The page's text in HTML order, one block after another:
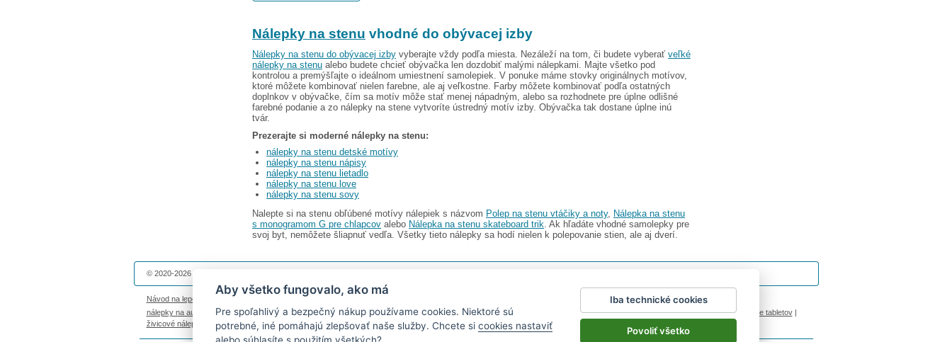
Nálepky na stenu vhodné do obývacej izby
Nálepky na stenu do obývacej izby vyberajte vždy podľa miesta. Nezáleží na tom, či budete vyberať veľké
nálepky na stenu alebo budete chcieť obývačka len dozdobiť malými nálepkami. Majte všetko pod
kontrolou a premýšľajte o ideálnom umiestnení samolepiek. V ponuke máme stovky originálnych motívov,
ktoré môžete kombinovať nielen farebne, ale aj veľkostne. Farby môžete kombinovať podľa ostatných
doplnkov v obývačke, čím sa motív môže stať menej nápadným, alebo sa rozhodnete pre úplne odlišné
farebné podanie a zo nálepky na stene vytvoríte ústredný motív izby. Obývačka tak dostane úplne inú
tvár.
Prezerajte si moderné nálepky na stenu:
nálepky na stenu detské motívy
nálepky na stenu nápisy
nálepky na stenu lietadlo
nálepky na stenu love
nálepky na stenu sovy
Nalepte si na stenu obľúbené motívy nálepiek s názvom Polep na stenu vtáčiky a noty, Nálepka na stenu
s monogramom G pre chlapcov alebo Nálepka na stenu skateboard trik . Ak hľadáte vhodné samolepky pre
svoj byt, nemôžete šliapnuť vedľa. Všetky tieto nálepky sa hodí nielen k polepovanie stien, ale aj dverí.
© 2020-2026 Dekolepky.sk prevádzkuje
Návod na lepenie Životnosť nálepiek na stenu| Magazín Reklamačný poriadok|Impressum
nálepky na auto
magnetky s fotkou|nálepky dieťa v aute|kühlschrankmagnete|logoprinty|magnesy ze zdjęciem samolepky na zeď|hodinový manžel česká lípa|porovnanie tabletov|
živicové nálepky
fotokalendáre
Aby všetko fungovalo, ako má
Pre spoľahlivý a bezpečný nákup používame cookies. Niektoré sú
potrebné, iné pomáhajú zlepšovať naše služby. Chcete si cookies nastaviť
Iba technické cookies
Povoliť všetko